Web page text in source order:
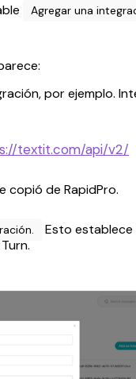
Agregar una
por ejemplo.
textit.com/api/v2/
copió de RapidPro.
Esto establece